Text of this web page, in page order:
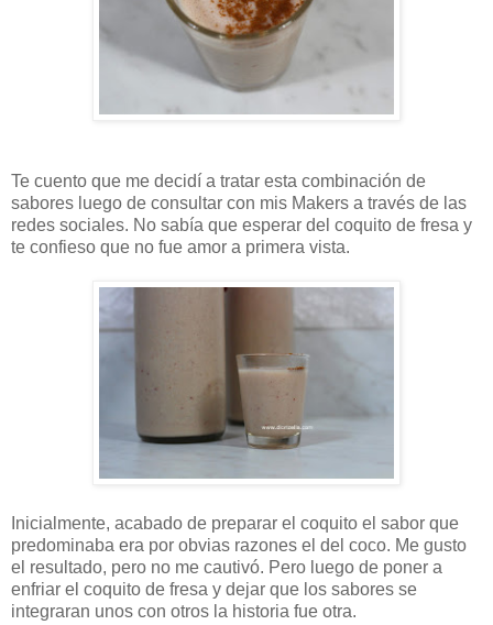
Te cuento que me decidí a tratar esta combinación de
sabores luego de consultar con mis Makers a través de las
redes sociales. No sabía que esperar del coquito de fresa y
te confieso que no fue amor a primera vista.
Inicialmente, acabado de preparar el coquito el sabor que
predominaba era por obvias razones el del coco. Me gusto
el resultado, pero no me cautivó. Pero luego de poner a
enfriar el coquito de fresa y dejar que los sabores se
integraran unos con otros la historia fue otra.